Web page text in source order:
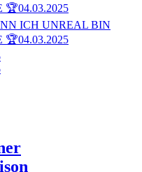
🏆04.03.2025
ICH UNREAL BIN
🏆04.03.2025